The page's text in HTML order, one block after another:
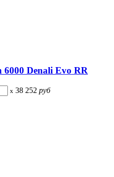
Denali Evo RR
x 38 252 руб